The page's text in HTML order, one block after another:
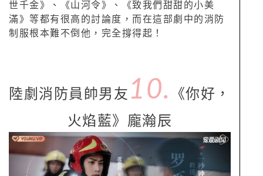
世千金》、《山河令》、《致我們甜甜的小美
滿》等都有很高的討論度，而在這部劇中的消防
制服根本難不倒他，完全撐得起！
陸劇消防員帥男友 10.
《你好，
火焰藍》龐瀚辰